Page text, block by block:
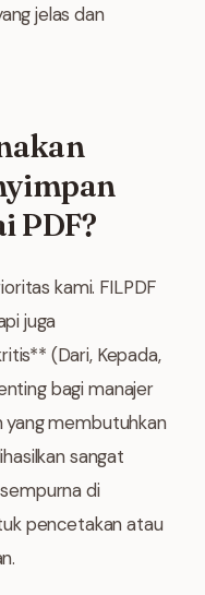
jelas dan
PDF?
kami. FILPDF
juga
(Dari, Kepada,
bagi manajer
yang membutuhkan
sangat
di
pencetakan atau